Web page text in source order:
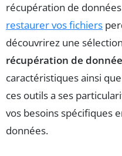
récupération de
restaurer vos fichiers
découvrirez une
récupération de
caractéristiques ainsi
ces outils a ses
vos besoins spécifiques
données.